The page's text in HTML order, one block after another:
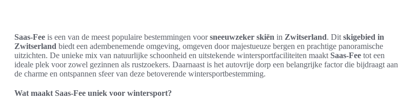
Saas-Fee is een van de meest populaire bestemmingen voorsneeuwzeker skiën in Zwitserland. Dit skigebied in
Zwitserland biedt een adembenemende omgeving, omgeven door majestueuze bergen en prachtige panoramische
uitzichten. De unieke mix van natuurlijke schoonheid en uitstekende wintersportfaciliteiten maakt Saas-Fee tot een
ideale plek voor zowel gezinnen als rustzoekers. Daarnaast is het autovrije dorp een belangrijke factor die bijdraagt aan
de charme en ontspannen sfeer van deze betoverende wintersportbestemming.
Wat maakt Saas-Fee uniek voor wintersport?